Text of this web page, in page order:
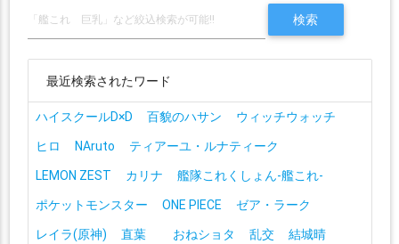
最近検索されたワード
ハイスクールD×D 百貌のハサン
ウィッチウォッチ
ヒロ
NAruto
ティアーユ・ルナティーク
LEMON ZEST
カリナ
艦隊これくしょん-艦これ-
ポケットモンスター
ONE PIECE
ゼア・ラーク
レイラ(原神)
直葉 おねショタ 乱交
結城晴